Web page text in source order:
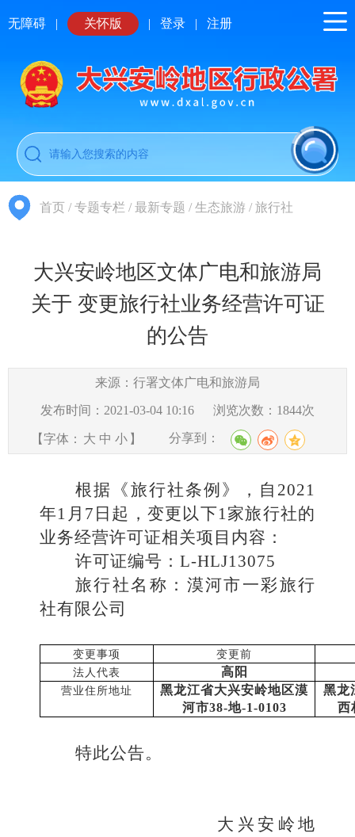
无障碍 | 关怀版 | 登录 | 注册
首页 /专题专栏 /最新专题 /生态旅游 /旅行社
大兴安岭地区文体广电和旅游局
关于 变更旅行社业务经营许可证
的公告
来源：行署文体广电和旅游局
发布时间：2021-03-04 10:16 浏览次数： 1844次
【字体： 大 中 小 】 分享到：
根据《旅行社条例》，自2021
年1月7日起，变更以下1家旅行社的
业务经营许可证相关项目内容：
许可证编号： L-HLJ13075
旅行社名称： 漠河市一彩旅行
社有限公司
变更事项
变更前
法人代表
高阳
营业住所地址
黑龙江省大兴安岭地区漠
河市38-地-1-0103
黑龙
西
特此公告。
大兴安岭地